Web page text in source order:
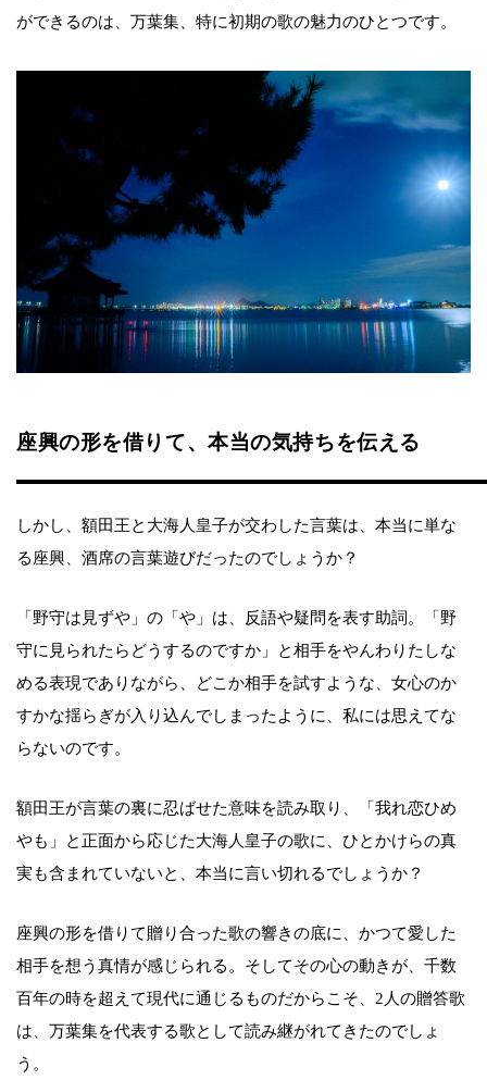
ができるのは、万葉集、特に初期の歌の魅力のひとつです。
座興の形を借りて、本当の気持ちを伝える
しかし、額田王と大海人皇子が交わした言葉は、本当に単な
る座興、酒席の言葉遊びだったのでしょうか？
「野守は見ずや」の「や」は、反語や疑問を表す助詞。「野
守に見られたらどうするのですか」と相手をやんわりたしな
める表現でありながら、どこか相手を試すような、女心のか
すかな揺らぎが入り込んでしまったように、私には思えてな
らないのです。
額田王が言葉の裏に忍ばせた意味を読み取り、「我れ恋ひめ
やも」と正面から応じた大海人皇子の歌に、ひとかけらの真
実も含まれていないと、本当に言い切れるでしょうか？
座興の形を借りて贈り合った歌の響きの底に、かつて愛した
相手を想う真情が感じられる。そしてその心の動きが、千数
百年の時を超えて現代に通じるものだからこそ、2人の贈答歌
は、万葉集を代表する歌として読み継がれてきたのでしょ
う。